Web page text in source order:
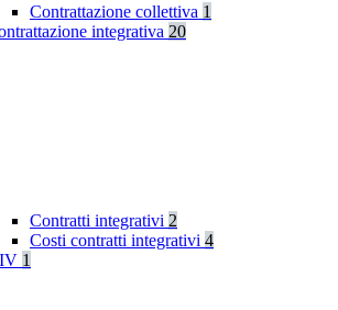
Contrattazione collettiva 1
integrativa 20
Contratti integrativi 2
Costi contratti integrativi 4
1